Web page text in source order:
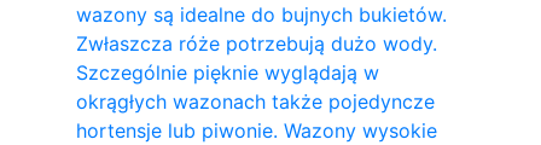
wazony są idealne do bujnych bukietów.
Zwłaszcza róże potrzebują dużo wody.
Szczególnie pięknie wyglądają w
okrągłych wazonach także pojedyncze
hortensje lub piwonie. Wazony wysokie